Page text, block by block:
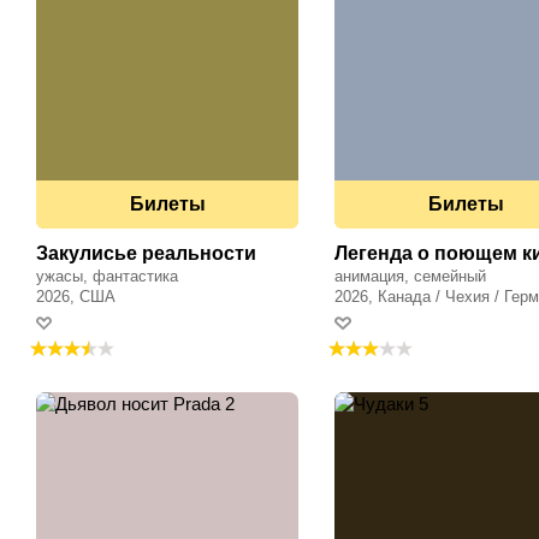
Закулисье реальности
ужасы, фантастика
2026, США
Билеты
Легенда о поющем
анимация, семейный
2026, Канада / Чехия /
Билеты